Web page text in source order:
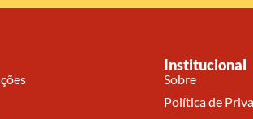
Institucional
Sobre
Política de